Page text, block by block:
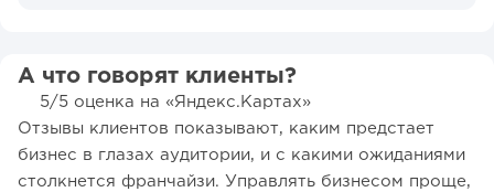
А что говорят клиенты?
5/5 оценка на «Яндекс.Картах»
Отзывы клиентов показывают, каким предстает
бизнес в глазах аудитории, и с какими ожиданиями
столкнется франчайзи. Управлять бизнесом проще,